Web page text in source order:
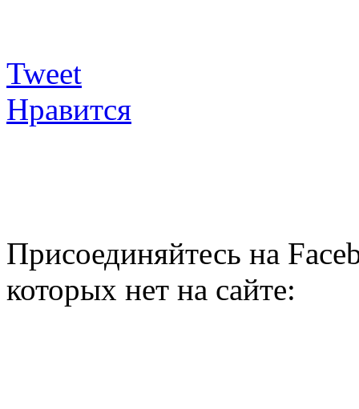
Tweet
Нравится
Присоединяйтесь на
которых нет на сайте: